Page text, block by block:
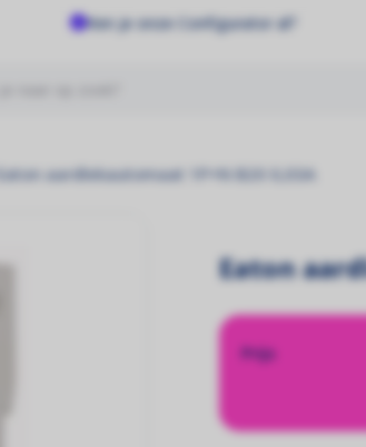
Ken je onze Configurator al?
Eaton aardlekautomaat 1P+N B20 0,03A
Eaton
Prijs